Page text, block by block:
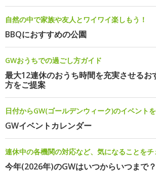
自然の中で家族や友人とワイワイ楽しもう！
BBQにおすすめの公園
GWおうちでの過ごし方ガイド
最大12連休のおうち時間を充実させるお
方をご提案
日付からGW(ゴールデンウィーク)のイベント
GWイベントカレンダー
連休中の各機関の対応など、気になることをチ
今年(2026年)のGWはいつからいつまで？